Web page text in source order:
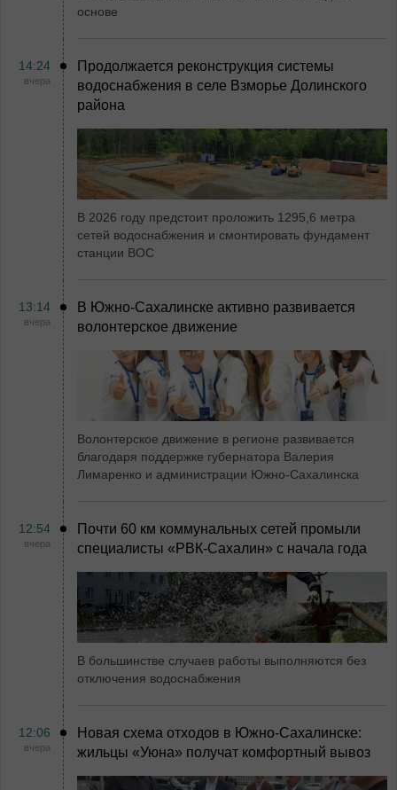
основе
14:24
вчера
Продолжается реконструкция системы
водоснабжения в селе Взморье Долинского
района
В 2026 году предстоит проложить 1295,6 метра
сетей водоснабжения и смонтировать фундамент
станции ВОС
13:14
вчера
В Южно-Сахалинске активно развивается
волонтерское движение
Волонтерское движение в регионе развивается
благодаря поддержке губернатора Валерия
Лимаренко и администрации Южно-Сахалинска
12:54
вчера
Почти 60 км коммунальных сетей промыли
специалисты «РВК‑Сахалин» с начала года
В большинстве случаев работы выполняются без
отключения водоснабжения
12:06
вчера
Новая схема отходов в Южно-Сахалинске:
жильцы «Уюна» получат комфортный вывоз